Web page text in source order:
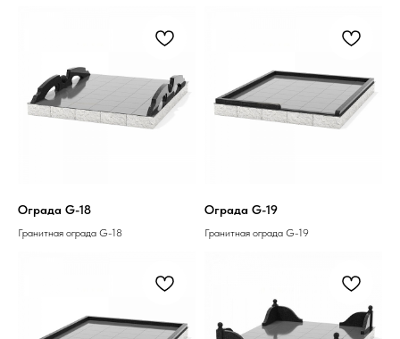
Ограда G-18
Гранитная ограда G-18
Ограда G-19
Гранитная ограда G-19